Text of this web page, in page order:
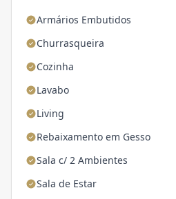
Armários Embutidos
Churrasqueira
Cozinha
Lavabo
Living
Rebaixamento em Gesso
Sala c/ 2 Ambientes
Sala de Estar